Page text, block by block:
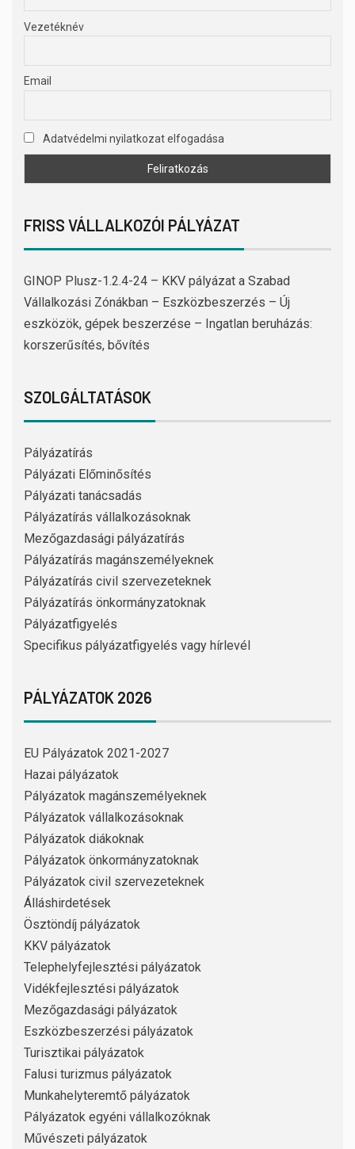
Vezetéknév
Email
Adatvédelmi nyilatkozat elfogadása
FRISS VÁLLALKOZÓI PÁLYÁZAT
GINOP Plusz-1.2.4-24 – KKV pályázat a Szabad
Vállalkozási Zónákban – Eszközbeszerzés – Új
eszközök, gépek beszerzése – Ingatlan beruházás:
korszerűsítés, bővítés
SZOLGÁLTATÁSOK
Pályázatírás
Pályázati Előminősítés
Pályázati tanácsadás
Pályázatírás vállalkozásoknak
Mezőgazdasági pályázatírás
Pályázatírás magánszemélyeknek
Pályázatírás civil szervezeteknek
Pályázatírás önkormányzatoknak
Pályázatfigyelés
Specifikus pályázatfigyelés vagy hírlevél
PÁLYÁZATOK 2026
EU Pályázatok 2021-2027
Hazai pályázatok
Pályázatok magánszemélyeknek
Pályázatok vállalkozásoknak
Pályázatok diákoknak
Pályázatok önkormányzatoknak
Pályázatok civil szervezeteknek
Álláshirdetések
Ösztöndíj pályázatok
KKV pályázatok
Telephelyfejlesztési pályázatok
Vidékfejlesztési pályázatok
Mezőgazdasági pályázatok
Eszközbeszerzési pályázatok
Turisztikai pályázatok
Falusi turizmus pályázatok
Munkahelyteremtő pályázatok
Pályázatok egyéni vállalkozóknak
Művészeti pályázatok